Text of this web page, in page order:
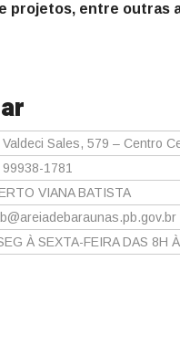
projetos, entre outras
Valdeci Sales, 579 – Centro
1781
VIANA BATISTA
À SEXTA-FEIRA DAS 8H